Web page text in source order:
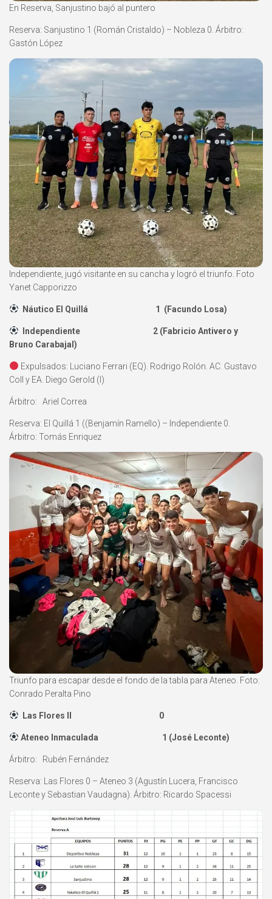
En Reserva, Sanjustino bajó al puntero
Reserva: Sanjustino 1 (Román Cristaldo) – Nobleza 0. Árbitro:
Gastón López
Independiente, jugó visitante en su cancha y logró el triunfo. Foto
Yanet Capporizzo
Náutico El Quillá 1 (Facundo Losa)
Independiente 2 (Fabricio Antivero y
Bruno Carabajal)
Expulsados: Luciano Ferrari (EQ). Rodrigo Rolón. AC. Gustavo
Coll y EA. Diego Gerold (I)
Árbitro: Ariel Correa
Reserva: El Quillá 1 ((Benjamín Ramello) – Independiente 0.
Árbitro: Tomás Enriquez
Triunfo para escapar desde el fondo de la tabla para Ateneo. Foto:
Conrado Peralta Pino
Las Flores II 0
Ateneo Inmaculada 1 (José Leconte)
Árbitro: Rubén Fernández
Reserva: Las Flores 0 – Ateneo 3 (Agustín Lucera, Francisco
Leconte y Sebastian Vaudagna). Árbitro: Ricardo Spacessi